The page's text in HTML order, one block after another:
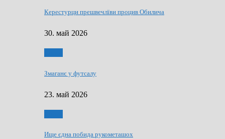
Керестурци прешвечлїви процив Обилича
30. май 2026
Змаганє у футсалу
23. май 2026
Ище єдна побида рукометашох